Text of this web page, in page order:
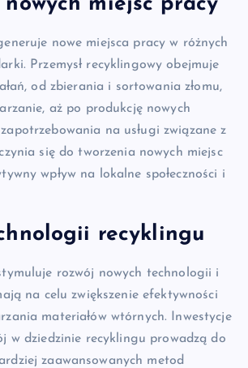
nowych miejsc pracy
nowe miejsca pracy w różnych
Przemysł recyklingowy obejmuje
od zbierania i sortowania złomu,
aż po produkcję nowych
na usługi związane z
się do tworzenia nowych miejsc
wpływ na lokalne społeczności i
recyklingu
rozwój nowych technologii i
na celu zwiększenie efektywności
materiałów wtórnych. Inwestycje
w dziedzinie recyklingu prowadzą do
zaawansowanych metod